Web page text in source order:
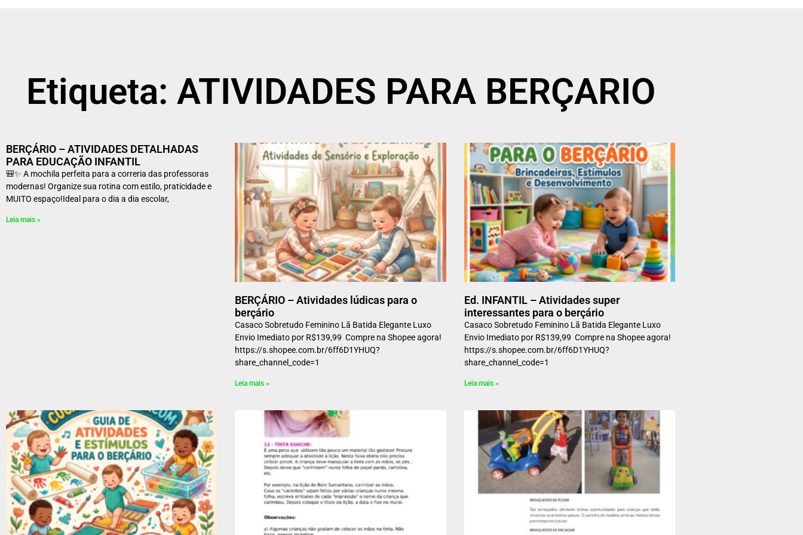
Etiqueta: ATIVIDADES PARA BERÇARIO
BERÇÁRIO – ATIVIDADES DETALHADAS
PARA EDUCAÇÃO INFANTIL
🎒✨ A mochila perfeita para a correria das professoras
modernas! Organize sua rotina com estilo, praticidade e
MUITO espaço!Ideal para o dia a dia escolar,
Leia mais »
BERÇÁRIO – Atividades lúdicas para o
berçário
Casaco Sobretudo Feminino Lã Batida Elegante Luxo
Envio Imediato por R$139,99 Compre na Shopee agora!
https://s.shopee.com.br/6ff6D1YHUQ?
share_channel_code=1
Leia mais »
Ed. INFANTIL – Atividades super
interessantes para o berçário
Casaco Sobretudo Feminino Lã Batida Elegante Luxo
Envio Imediato por R$139,99 Compre na Shopee agora!
https://s.shopee.com.br/6ff6D1YHUQ?
share_channel_code=1
Leia mais »